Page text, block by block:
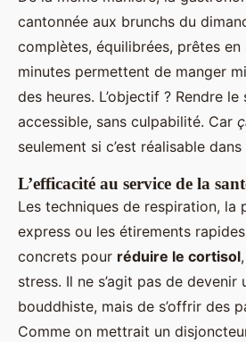
cantonnée aux brunchs du
complètes, équilibrées, prêtes en
minutes permettent de manger
des heures. L’objectif ? Rendre le
accessible, sans culpabilité. Car
seulement si c’est réalisable
L’efficacité au service de la
Les techniques de respiration, la
express ou les étirements
concrets pour réduire le cortisol
stress. Il ne s’agit pas de devenir
bouddhiste, mais de s’offrir des
Comme on mettrait un